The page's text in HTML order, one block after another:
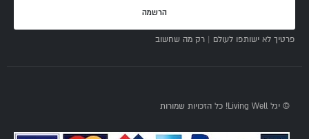
הרשמה
פרטיך לא ישותפו לעולם | רק מה שחשוב
© יגל Living Well! כל הזכויות שמורות